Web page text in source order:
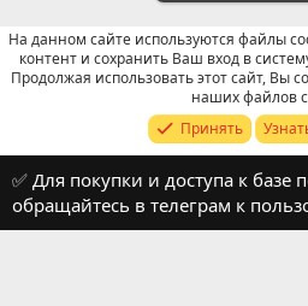
Russian (RU)
Обратная связь
Условия и правила
Политика конфиденциальности
На данном сайте используются файлы
контент и сохранить Ваш вход в
Продолжая использовать этот сайт, Вы
наших файлов
Принять
✅ Для покупки и доступа к базе
обращайтесь в телеграм к